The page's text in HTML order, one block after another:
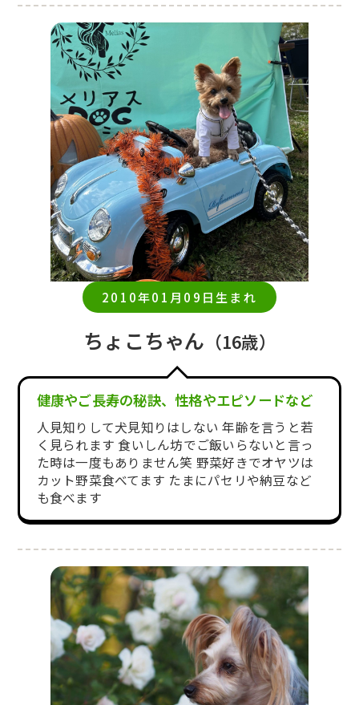
2010年01月09日生まれ
ちょこちゃん （16歳）
健康やご長寿の秘訣、性格やエピソードなど
人見知りして犬見知りはしない 年齢を言うと若
く見られます 食いしん坊でご飯いらないと言っ
た時は一度もありません笑 野菜好きでオヤツは
カット野菜食べてます たまにパセリや納豆など
も食べます